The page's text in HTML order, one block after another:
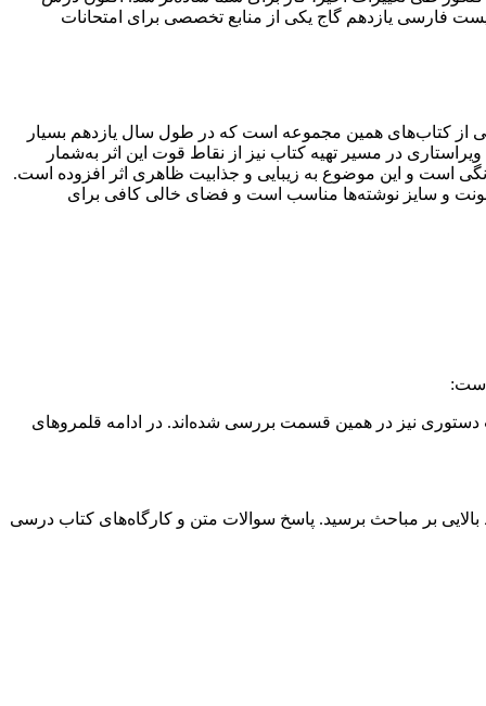
فارسی یازدهم گاج یکی از منابع تخصصی برای امتحانات
از کتاب‌های همین مجموعه است که در طول سال یازدهم بسیار
در مسیر تهیه کتاب نیز از نقاط قوت این اثر به‌شمار
تمام‌رنگی است و این موضوع به زیبایی و جذابیت ظاهری اثر افزوده است.
و سایز نوشته‌ها مناسب است و فضای خالی کافی برای
دستوری نیز در همین قسمت بررسی شده‌اند. در ادامه قلمروهای
بر مباحث برسید. پاسخ سوالات متن و کارگاه‌های کتاب درسی